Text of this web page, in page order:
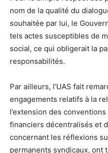
nom de la qualité du
souhaitée par lui, le
tels actes susceptibles de
social, ce qui obligerait la
responsabilités.
Par ailleurs, l’UAS fait
engagements relatifs à la
l’extension des
financiers décentralisés et
concernant les réflexions
permanents syndicaux, ont